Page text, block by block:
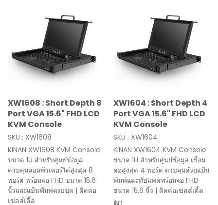
XW1608 : Short Depth 8
Port VGA 15.6" FHD LCD
KVM Console
SKU : XW1608
KINAN XW1608 KVM Console
ขนาด 1U สำหรับศูนย์ข้อมูล
ควบคุมคอมพิวเตอร์ได้สูงสุด 8
พอร์ต พร้อมจอ FHD ขนาด 15.6
นิ้วและแป้นพิมพ์ครบชุด | ติดต่อ
เซลส์เติ้ล
XW1604 : Short Depth 4
Port VGA 15.6" FHD LCD
KVM Console
SKU : XW1604
KINAN XW1604 KVM Console
ขนาด 1U สำหรับศูนย์ข้อมูล เชื่อม
ต่อสูงสุด 4 พอร์ต ควบคุมด้วยแป้น
พิมพ์และทัชแพดพร้อมจอ FHD
ขนาด 15.6 นิ้ว | ติดต่อเซลส์เติ้ล